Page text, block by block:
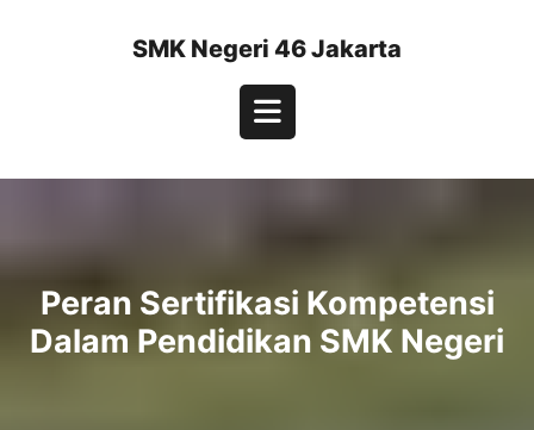
SMK Negeri 46 Jakarta
Open
Button
Peran Sertifikasi Kompetensi
Dalam Pendidikan SMK Negeri